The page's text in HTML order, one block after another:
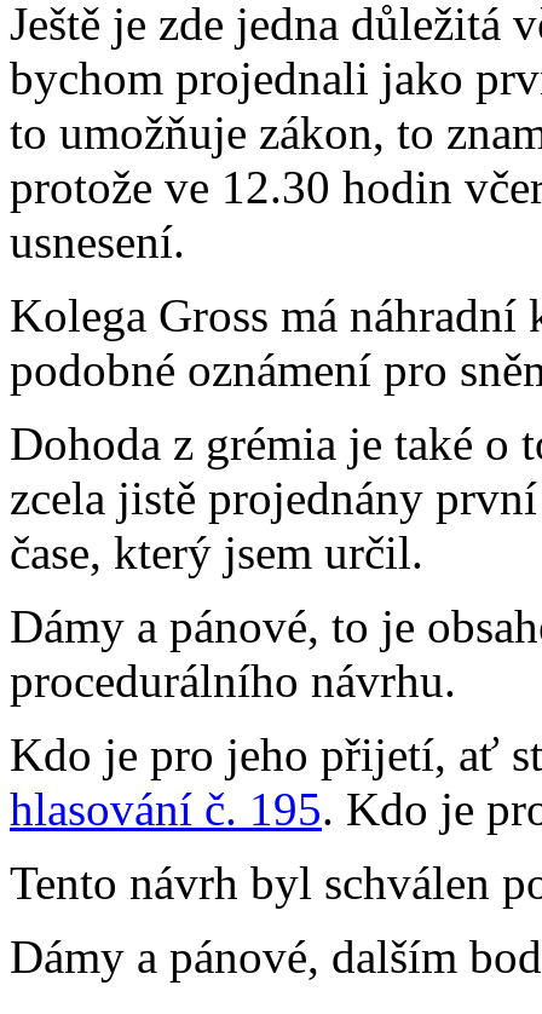
Ještě je zde jedna důležitá
bychom projednali jako
to umožňuje zákon, to
protože ve 12.30 hodin
usnesení.
Kolega Gross má náhradní
podobné oznámení pro
Dohoda z grémia je také o
zcela jistě projednány
čase, který jsem určil.
Dámy a pánové, to je
procedurálního návrhu.
Kdo je pro jeho přijetí, ať
hlasování č. 195. Kdo je
Tento návrh byl schválen
Dámy a pánové, dalším